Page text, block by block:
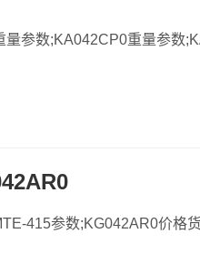
参数;KA042CP0重量参数
415参数;KG042AR0价格货